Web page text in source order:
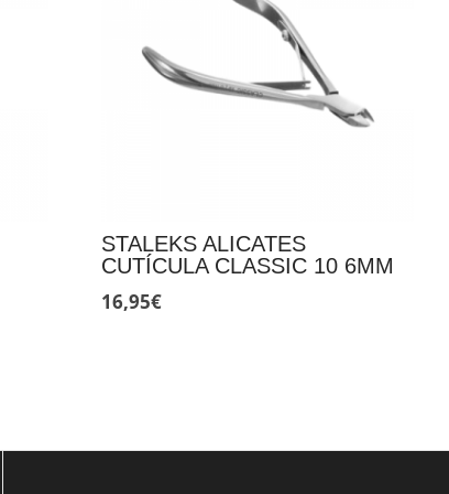
STALEKS ALICATES
CUTÍCULA CLASSIC 10 6MM
16,95€